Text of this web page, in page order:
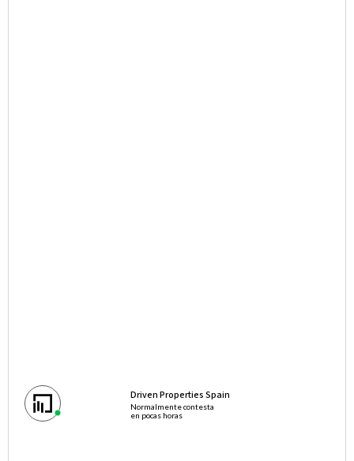
Driven Properties Spain
Normalmente contesta
en pocas horas